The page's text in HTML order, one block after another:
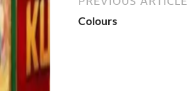
Colours